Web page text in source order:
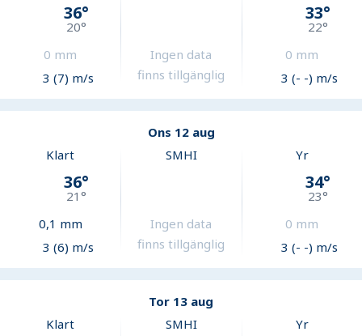
36°
20°
0 mm
3 (7) m/s
Ingen data
finns tillgänglig
33°
22°
0 mm
3 (- -) m/s
Ons 12 aug
Klart
36°
21°
0,1 mm
3 (6) m/s
SMHI
Ingen data
finns tillgänglig
Yr
34°
23°
0 mm
3 (- -) m/s
Tor 13 aug
Klart
SMHI Yr